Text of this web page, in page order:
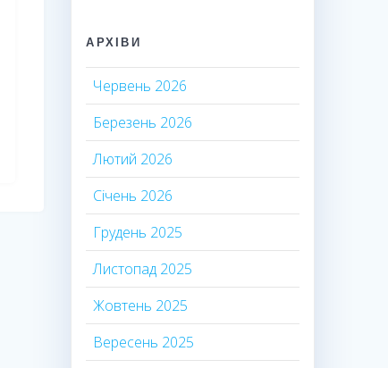
АРХІВИ
Червень 2026
Березень 2026
Лютий 2026
Січень 2026
Грудень 2025
Листопад 2025
Жовтень 2025
Вересень 2025